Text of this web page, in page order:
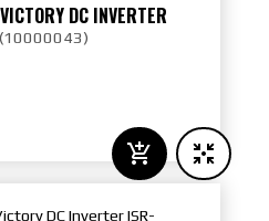
DC INVERTER
(10000043)